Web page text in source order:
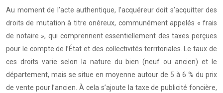
Au moment de l’acte authentique, l’acquéreur doit s’acquitter des
droits de mutation à titre onéreux, communément appelés « frais
de notaire », qui comprennent essentiellement des taxes perçues
pour le compte de l’État et des collectivités territoriales. Le taux de
ces droits varie selon la nature du bien (neuf ou ancien) et le
département, mais se situe en moyenne autour de 5 à 6 % du prix
de vente pour l’ancien. À cela s’ajoute la taxe de publicité foncière,